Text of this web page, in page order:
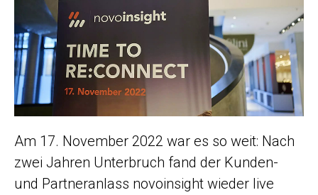
Am 17. November 2022 war es so weit: Nach
zwei Jahren Unterbruch fand der Kunden-
und Partneranlass novoinsight wieder live